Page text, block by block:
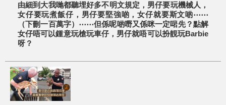
由細到大我哋都聽埋好多不明文規定，男仔要玩機械人，
女仔要玩煮飯仔，男仔要堅強啲，女仔就要斯文啲⋯⋯
（下刪一百萬字）⋯⋯但係呢啲嘢又係咪一定啱先？點解
女仔唔可以鍾意玩槍玩車仔，男仔就唔可以扮靚玩Barbie
呀？